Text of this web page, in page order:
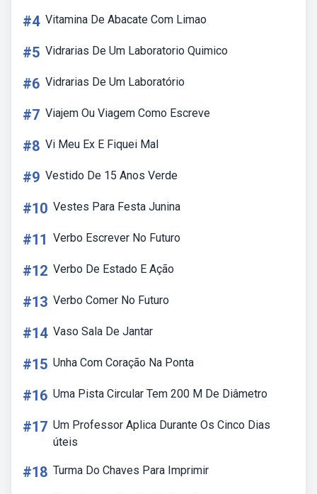
#4 Vitamina De Abacate Com Limao
#5 Vidrarias De Um Laboratorio Quimico
#6 Vidrarias De Um Laboratório
#7 Viajem Ou Viagem Como Escreve
#8 Vi Meu Ex E Fiquei Mal
#9 Vestido De 15 Anos Verde
#10 Vestes Para Festa Junina
#11 Verbo Escrever No Futuro
#12 Verbo De Estado E Ação
#13 Verbo Comer No Futuro
#14 Vaso Sala De Jantar
#15 Unha Com Coração Na Ponta
#16 Uma Pista Circular Tem 200 M De Diâmetro
#17 Um Professor Aplica Durante Os Cinco Dias
úteis
#18 Turma Do Chaves Para Imprimir